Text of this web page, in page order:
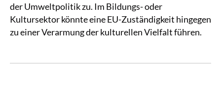
der Umweltpolitik zu. Im Bildungs- oder
Kultursektor könnte eine EU-Zuständigkeit hingegen
zu einer Verarmung der kulturellen Vielfalt führen.